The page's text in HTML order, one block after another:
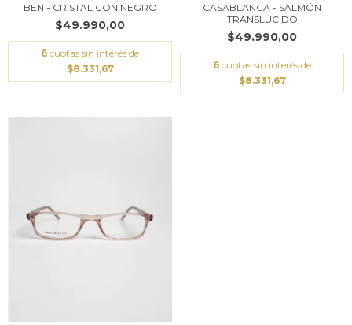
BEN - CRISTAL CON NEGRO
$49.990,00
6 cuotas sin interés de
$8.331,67
CASABLANCA - SALMÓN
TRANSLÚCIDO
$49.990,00
6 cuotas sin interés de
$8.331,67